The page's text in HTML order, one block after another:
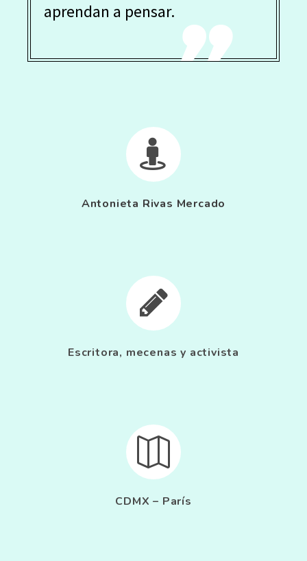
aprendan a pensar.



Antonieta Rivas Mercado


Escritora, mecenas y activista


CDMX – París